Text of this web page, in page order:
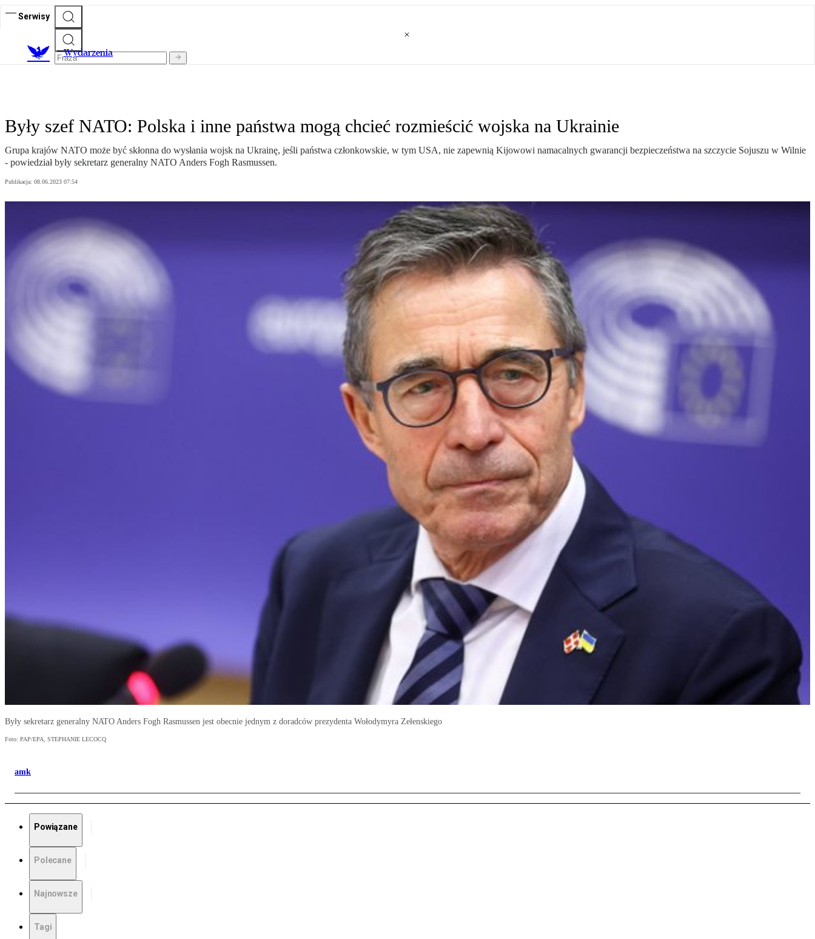
Serwisy
Wydarzenia
Były szef NATO: Polska i inne państwa mogą chcieć rozmieścić wojska na Ukrainie
Grupa krajów NATO może być skłonna do wysłania wojsk na Ukrainę, jeśli państwa członkowskie, w tym USA, nie zapewnią Kijowowi namacalnych gwarancji bezpieczeństwa na szczycie Sojuszu w Wilnie
- powiedział były sekretarz generalny NATO Anders Fogh Rasmussen.
Publikacja: 08.06.2023 07:54
Były sekretarz generalny NATO Anders Fogh Rasmussen jest obecnie jednym z doradców prezydenta Wołodymyra Zełenskiego
Foto: PAP/EPA, STEPHANIE LECOCQ
amk
Powiązane
Polecane
Najnowsze
Tagi